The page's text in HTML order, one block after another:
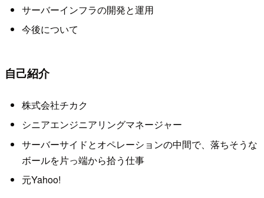
サーバーインフラの開発と運用
今後について
自己紹介
株式会社チカク
シニアエンジニアリングマネージャー
サーバーサイドとオペレーションの中間で、落ちそうな
ボールを片っ端から拾う仕事
元Yahoo!